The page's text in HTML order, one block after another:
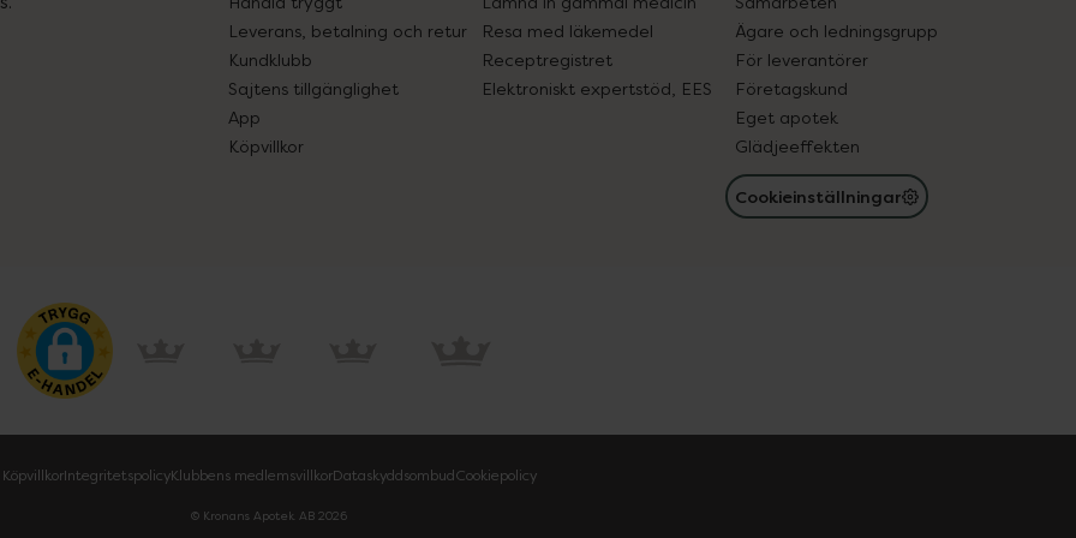
Leverans, betalning och retur
Kundklubb
Sajtens tillgänglighet
App
Köpvillkor
Resa med läkemedel
Receptregistret
Elektroniskt expertstöd, EES
Ägare och ledningsgrupp
För leverantörer
Företagskund
Eget apotek
Glädjeeffekten
Cookieinställningar
KöpvillkorIntegritetspolicyKlubbens medlemsvillkorDataskyddsombudCookiepolicy
© Kronans Apotek AB 2026